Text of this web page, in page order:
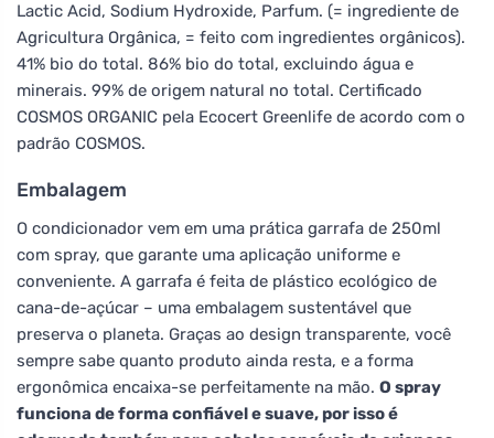
Lactic Acid, Sodium Hydroxide, Parfum. (= ingrediente de
Agricultura Orgânica, = feito com ingredientes orgânicos).
41% bio do total. 86% bio do total, excluindo água e
minerais. 99% de origem natural no total. Certificado
COSMOS ORGANIC pela Ecocert Greenlife de acordo com o
padrão COSMOS.
Embalagem
O condicionador vem em uma prática garrafa de 250ml
com spray, que garante uma aplicação uniforme e
conveniente. A garrafa é feita de plástico ecológico de
cana-de-açúcar – uma embalagem sustentável que
preserva o planeta. Graças ao design transparente, você
sempre sabe quanto produto ainda resta, e a forma
ergonômica encaixa-se perfeitamente na mão. O spray
funciona de forma confiável e suave, por isso é